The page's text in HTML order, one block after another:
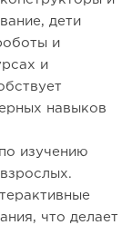
дети
и
и
навыков
изучению
что делает